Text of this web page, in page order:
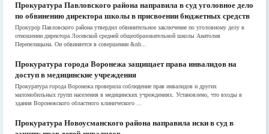
Прокуратура Павловского района направила в суд уголовное дело
по обвинению директора школы в присвоении бюджетных средств
Прокурор Павловского района утвердил обвинительное заключение по уголовному делу в
отношении директора Лосевской средней общеобразовательной школы Анатолия
Перепелицына. Он обвиняется в совершении &nb...
Прокуратура города Воронежа защищает права инвалидов на
доступ в медицинские учреждения
Прокуратура города Воронежа проверила соблюдение прав инвалидов и других
маломобильных групп населения в медицинских учреждениях. Установлено, что входы в
здания Воронежского областного клинического ...
Прокуратура Новоусманского района направила иски в суд в